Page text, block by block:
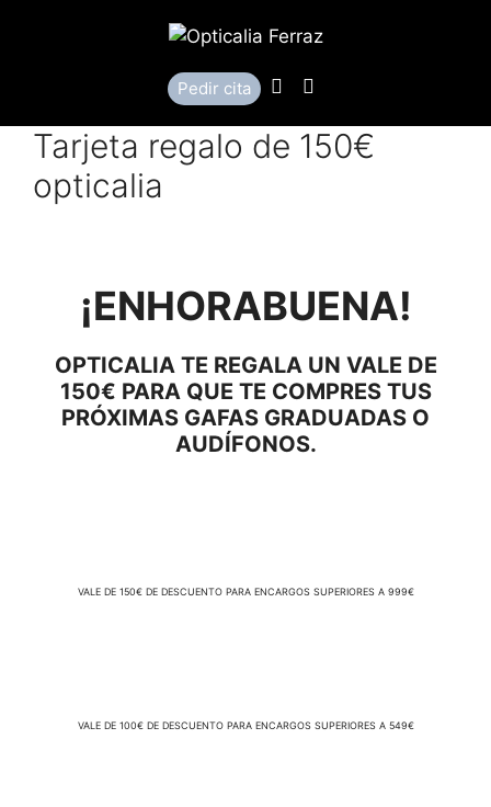
Pedir cita Llamar
Tarjeta regalo de 150€
opticalia
¡ENHORABUENA!
OPTICALIA TE REGALA UN VALE DE
150€ PARA QUE TE COMPRES TUS
PRÓXIMAS GAFAS GRADUADAS O
AUDÍFONOS.
VALE DE 150€ DE DESCUENTO PARA ENCARGOS SUPERIORES A 999€
VALE DE 100€ DE DESCUENTO PARA ENCARGOS SUPERIORES A 549€